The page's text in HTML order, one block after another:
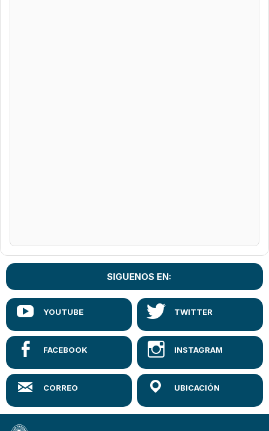
SIGUENOS EN: